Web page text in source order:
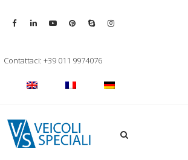
Contattaci: +39 011 9974076
Apri la ricerca